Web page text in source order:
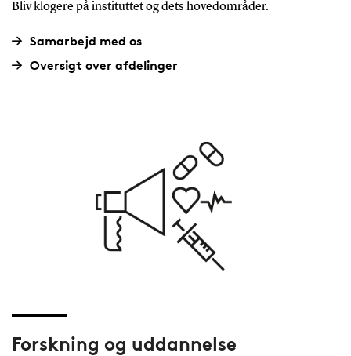
Bliv klogere på instituttet og dets hovedområder.
Samarbejd med os
Oversigt over afdelinger
Forskning og uddannelse